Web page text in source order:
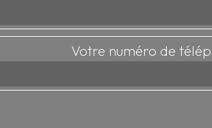
Votre numéro de